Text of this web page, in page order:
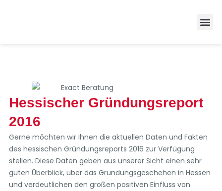
Hessischer Gründungsreport
2016
Gerne möchten wir Ihnen die aktuellen Daten und Fakten
des hessischen Gründungsreports 2016 zur Verfügung
stellen. Diese Daten geben aus unserer Sicht einen sehr
guten Überblick, über das Gründungsgeschehen in Hessen
und verdeutlichen den großen positiven Einfluss von